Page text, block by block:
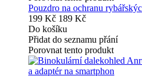
Pouzdro na ochranu
199 Kč 189 Kč
Do košíku
Přidat do seznamu přání
Porovnat tento produkt